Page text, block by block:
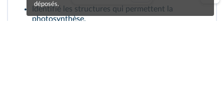
Identifié les structures qui permettent la
photosynthèse.
déposés.